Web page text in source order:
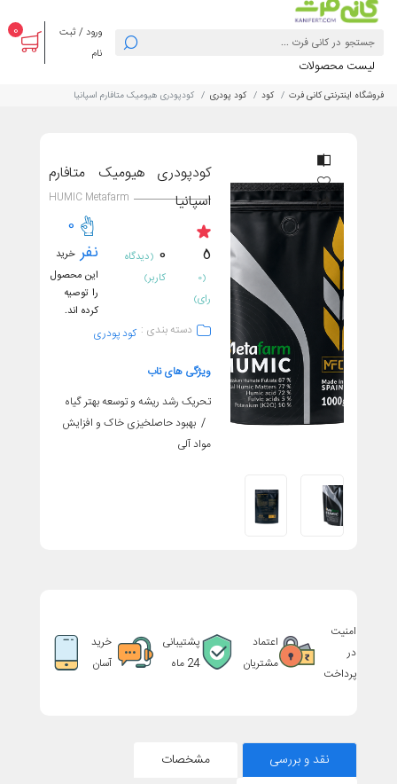
ورود / ثبت
نام
0
لیست محصولات
فروشگاه اینترنتی کانی فرت کود کود پودری کودپودری هیومیک متافارم اسپانیا
کودپودری هیومیک متافارم
اسپانیا
HUMIC Metafarm
5
(0
رای)
0 (دیدگاه
کاربر)
0
نفر خرید
این محصول
را توصیه
کرده اند.
دسته بندی : کود پودری
ویژگی های ناب
تحریک رشد ریشه و توسعه بهتر گیاه
/ بهبود حاصلخیزی خاک و افزایش
مواد آلی
امنیت
در
پرداخت
اعتماد
مشتریان
پشتیبانی
24 ماه
خرید
آسان
نقد و بررسی
مشخصات